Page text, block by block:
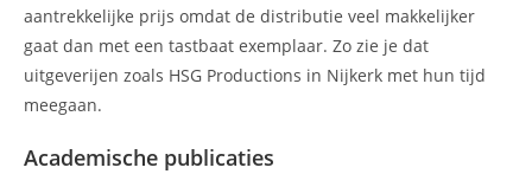
aantrekkelijke prijs omdat de distributie veel makkelijker
gaat dan met een tastbaat exemplaar. Zo zie je dat
uitgeverijen zoals HSG Productions in Nijkerk met hun tijd
meegaan.
Academische publicaties